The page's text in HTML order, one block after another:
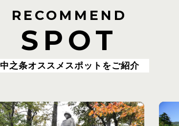
RECOMMEND
SPOT
中之条オススメスポットをご紹介